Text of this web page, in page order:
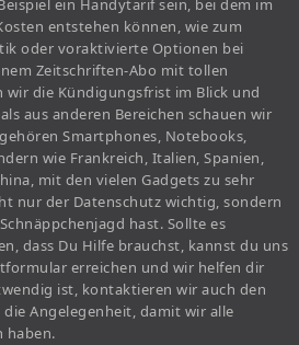
ein Handytarif sein, bei dem im
entstehen können, wie zum
oder voraktivierte Optionen bei
Zeitschriften-Abo mit tollen
wir die Kündigungsfrist im Blick und
aus anderen Bereichen schauen wir
Smartphones, Notebooks,
wie Frankreich, Italien, Spanien,
mit den vielen Gadgets zu sehr
nur der Datenschutz wichtig, sondern
hast. Sollte es
dass Du Hilfe brauchst, kannst du uns
erreichen und wir helfen dir
ist, kontaktieren wir auch den
Angelegenheit, damit wir alle
haben.